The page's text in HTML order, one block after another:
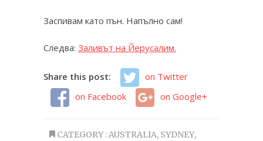
Заспивам като пън. Напълно сам!
Следва: Заливът на Йерусалим.
Share this post:
on Twitter
on Facebook
on Google+
CATEGORY :AUSTRALIA, SYDNEY,